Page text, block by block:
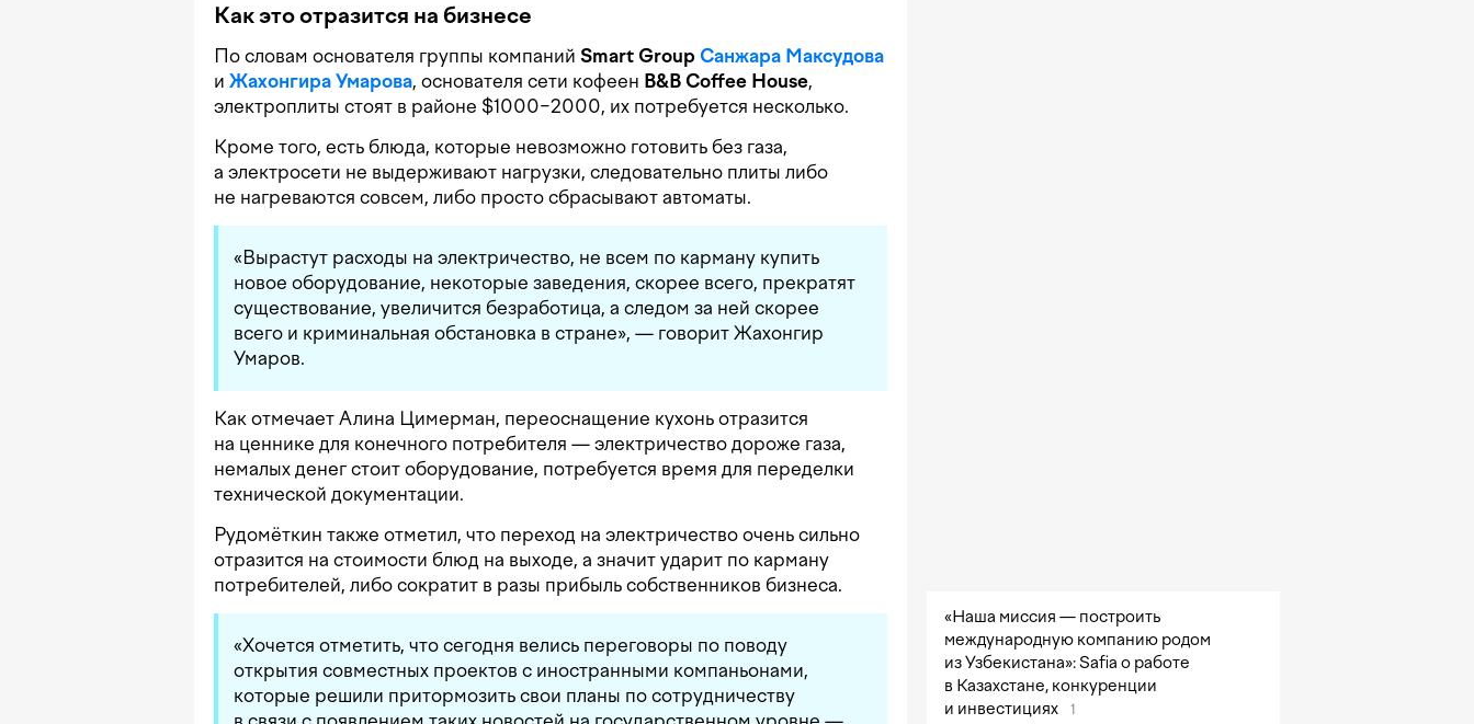
Как это отразится на бизнесе
По словам основателя группы компаний Smart Group Санжара Максудова
и Жахонгира Умарова, основателя сети кофеен B&B Coffee House,
электроплиты стоят в районе $1000−2000, их потребуется несколько.
Кроме того, есть блюда, которые невозможно готовить без газа,
а электросети не выдерживают нагрузки, следовательно плиты либо
не нагреваются совсем, либо просто сбрасывают автоматы.
«Вырастут расходы на электричество, не всем по карману купить
новое оборудование, некоторые заведения, скорее всего, прекратят
существование, увеличится безработица, а следом за ней скорее
всего и криминальная обстановка в стране», — говорит Жахонгир
Умаров.
Как отмечает Алина Цимерман, переоснащение кухонь отразится
на ценнике для конечного потребителя — электричество дороже газа,
немалых денег стоит оборудование, потребуется время для переделки
технической документации.
Рудомёткин также отметил, что переход на электричество очень сильно
отразится на стоимости блюд на выходе, а значит ударит по карману
потребителей, либо сократит в разы прибыль собственников бизнеса.
«Хочется отметить, что сегодня велись переговоры по поводу
открытия совместных проектов с иностранными компаньонами,
которые решили притормозить свои планы по сотрудничеству
«Наша миссия — построить
международную компанию родом
из Узбекистана»: Safia о работе
в Казахстане, конкуренции
и инвестициях
1